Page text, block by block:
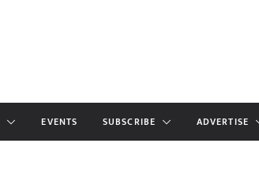
EVENTS SUBSCRIBE ADVERTISE